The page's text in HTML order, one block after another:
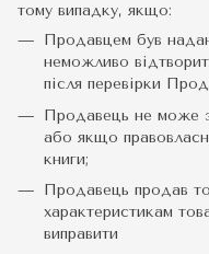
тому випадку, якщо:
Продавцем був
неможливо
після перевірки
Продавець не може
або якщо
книги;
Продавець продав
характеристикам
виправити